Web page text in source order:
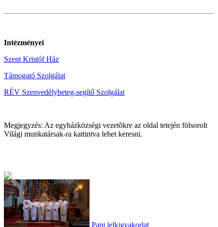
Intézményei
Szent Kristóf Ház
Támogató Szolgálat
RÉV Szenvedélybeteg-segítő Szolgálat
Megjegyzés: Az egyházközségi vezetõkre az oldal tetején fölsorolt
Világi munkatársak-ra kattintva lehet keresni.
Papi lelkigyakorlat